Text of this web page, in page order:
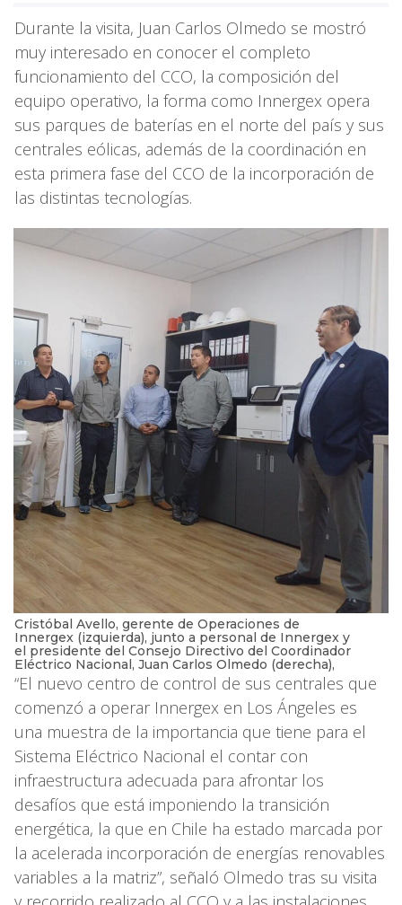
Durante la visita, Juan Carlos Olmedo se mostró
muy interesado en conocer el completo
funcionamiento del CCO, la composición del
equipo operativo, la forma como Innergex opera
sus parques de baterías en el norte del país y sus
centrales eólicas, además de la coordinación en
esta primera fase del CCO de la incorporación de
las distintas tecnologías.
Cristóbal Avello, gerente de Operaciones de
Innergex (izquierda), junto a personal de Innergex y
el presidente del Consejo Directivo del Coordinador
Eléctrico Nacional, Juan Carlos Olmedo (derecha),
“El nuevo centro de control de sus centrales que
comenzó a operar Innergex en Los Ángeles es
una muestra de la importancia que tiene para el
Sistema Eléctrico Nacional el contar con
infraestructura adecuada para afrontar los
desafíos que está imponiendo la transición
energética, la que en Chile ha estado marcada por
la acelerada incorporación de energías renovables
variables a la matriz”, señaló Olmedo tras su visita